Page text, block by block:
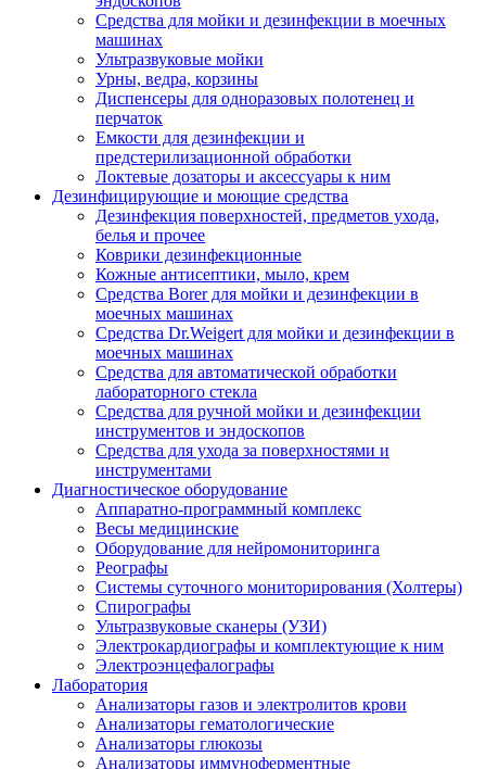
Средства для мойки и дезинфекции в моечных
машинах
Ультразвуковые мойки
Урны, ведра, корзины
Диспенсеры для одноразовых полотенец и
перчаток
Емкости для дезинфекции и
предстерилизационной обработки
Локтевые дозаторы и аксессуары к ним
Дезинфицирующие и моющие средства
Дезинфекция поверхностей, предметов ухода,
белья и прочее
Коврики дезинфекционные
Кожные антисептики, мыло, крем
Средства Borer для мойки и дезинфекции в
моечных машинах
Средства Dr.Weigert для мойки и дезинфекции в
моечных машинах
Средства для автоматической обработки
лабораторного стекла
Средства для ручной мойки и дезинфекции
инструментов и эндоскопов
Средства для ухода за поверхностями и
инструментами
Диагностическое оборудование
Аппаратно-программный комплекс
Весы медицинские
Оборудование для нейромониторинга
Реографы
Системы суточного мониторирования (Холтеры)
Спирографы
Ультразвуковые сканеры (УЗИ)
Электрокардиографы и комплектующие к ним
Электроэнцефалографы
Лаборатория
Анализаторы газов и электролитов крови
Анализаторы гематологические
Анализаторы глюкозы
Анализаторы иммуноферментные